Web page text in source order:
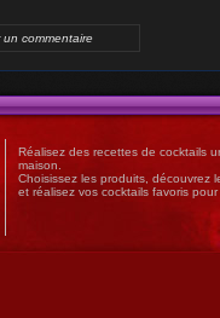
commentaire
Réalisez des recettes de cocktails
maison.
Choisissez les produits, découvrez
et réalisez vos cocktails favoris